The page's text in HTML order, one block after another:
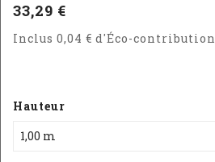
33,29 €
Inclus 0,04 € d'Éco-contribution
Hauteur